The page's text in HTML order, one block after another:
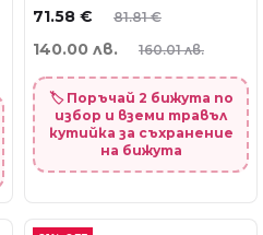
81.81€
71.58 €
160.01 лв.
140.00 лв.
🏷️ Поръчай 2 бижута по
избор и вземи травъл
кутийка за съхранение
на бижута